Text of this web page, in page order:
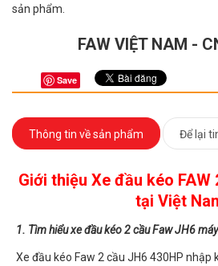
sản phẩm.
FAW VIỆT NAM -
Save
Thông tin về sản phẩm Để lại
Giới thiệu Xe đầu kéo FAW
tại Việt
1. Tìm hiểu xe đầu kéo 2 cầu Faw JH6
Xe đầu kéo Faw 2 cầu JH6 430HP